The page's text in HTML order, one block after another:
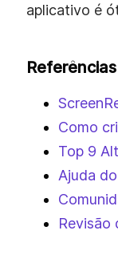
aplicativo é
Como
Top 9
Ajuda
Revisão